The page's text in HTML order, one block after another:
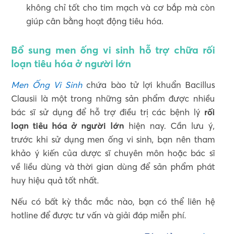
không chỉ tốt cho tim mạch và cơ bắp mà còn
giúp cân bằng hoạt động tiêu hóa.
Bổ sung men ống vi sinh hỗ trợ chữa rối
loạn tiêu hóa ở người lớn
Men Ống Vi Sinhchứa bào tử lợi khuẩn Bacillus
Clausii là một trong những sản phẩm được nhiều
bác sĩ sử dụng để hỗ trợ điều trị các bệnh lý rối
loạn tiêu hóa ở người lớn hiện nay. Cần lưu ý,
trước khi sử dụng men ống vi sinh, bạn nên tham
khảo ý kiến của dược sĩ chuyên môn hoặc bác sĩ
về liều dùng và thời gian dùng để sản phẩm phát
huy hiệu quả tốt nhất.
Nếu có bất kỳ thắc mắc nào, bạn có thể liên hệ
hotline để được tư vấn và giải đáp miễn phí.